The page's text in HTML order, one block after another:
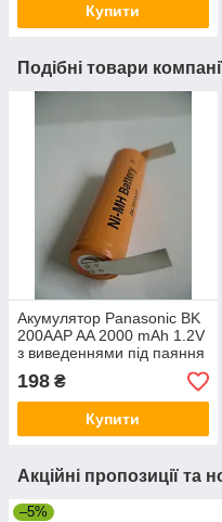
Купити
Подібні товари
Акумулятор Panasonic BK
200AAP AA 2000 mAh 1.2V
з виведеннями під паяння
198 ₴
Купити
Акційні пропозиції та
–5%